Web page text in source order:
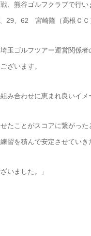
、熊谷ゴルフクラブで行
29、62 宮崎隆（高根ＣＣ
玉ゴルフツアー運営関係
ざいます。
み合わせに恵まれ良いイメ
たことがスコアに繋がっ
習を積んで安定させていき
いました。」